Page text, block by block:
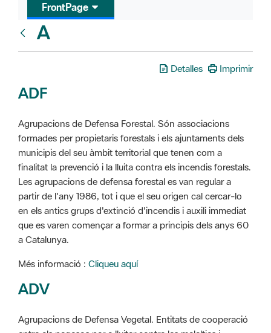
FrontPage
A
Detalles Imprimir
ADF
Agrupacions de Defensa Forestal. Són associacions
formades per propietaris forestals i els ajuntaments dels
municipis del seu àmbit territorial que tenen com a
finalitat la prevenció i la lluita contra els incendis forestals.
Les agrupacions de defensa forestal es van regular a
partir de l'any 1986, tot i que el seu origen cal cercar-lo
en els antics grups d'extinció d'incendis i auxili immediat
que es varen començar a formar a principis dels anys 60
a Catalunya.
Més informació : Cliqueu aquí
ADV
Agrupacions de Defensa Vegetal. Entitats de cooperació